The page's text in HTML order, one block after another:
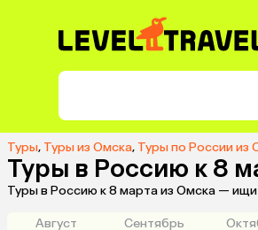
Туры, Туры из Омска, Туры по России из
Туры в Россию к 8
Туры в Россию к 8 марта из Омска —
Август
Сентябрь